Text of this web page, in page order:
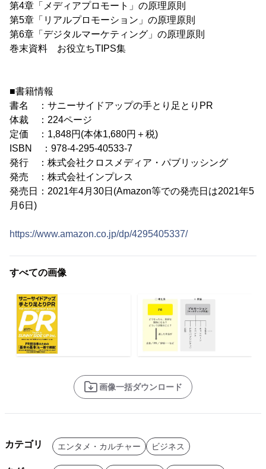
第4章「メディアプロモート」の原理原則
第5章「リアルプロモーション」の原理原則
第6章「デジタルマーケティング」の原理原則
巻末資料 お役立ちTIPS集
■書籍情報
書名 ：サニーサイドアップの手とり足とりPR
体裁 ：224ページ
定価 ：1,848円(本体1,680円＋税)
ISBN ：978-4-295-40533-7
発行 ：株式会社クロスメディア・パブリッシング
発売 ：株式会社インプレス
発売日：2021年4月30日(Amazon等での発売日は2021年5
月6日)
https://www.amazon.co.jp/dp/4295405337/
すべての画像
画像一括ダウンロード
カテゴリ エンタメ・カルチャー ビジネス